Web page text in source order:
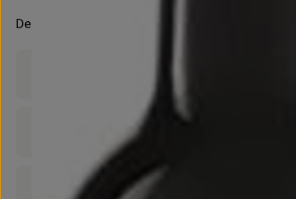
Demeter und vegan von der Familie Parra
Produktdatenblatt